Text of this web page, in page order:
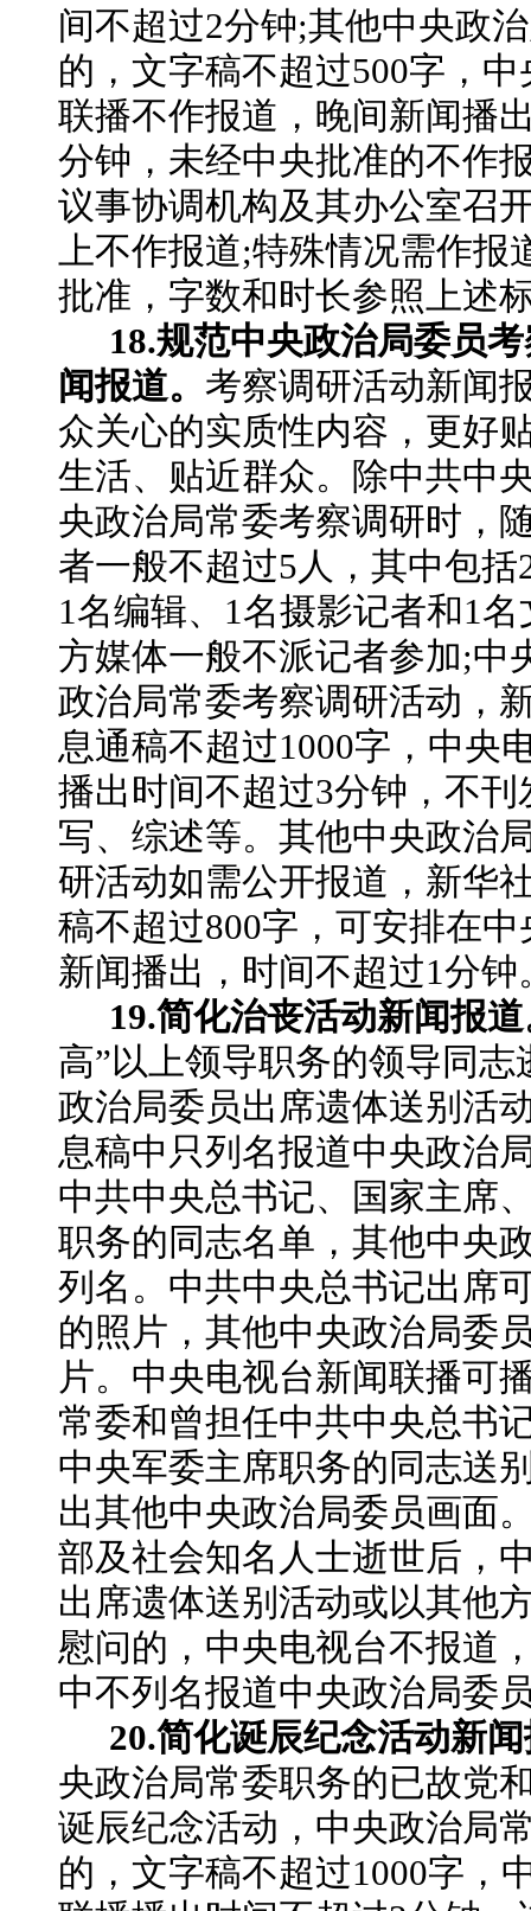
间不超过2分钟;其他中央政
的，文字稿不超过500字，
联播不作报道，晚间新闻播
分钟，未经中央批准的不作
议事协调机构及其办公室召
上不作报道;特殊情况需作报
批准，字数和时长参照上述
18.规范中央政治局委员
闻报道。 考察调研活动新闻
众关心的实质性内容，更好
生活、贴近群众。除中共中
央政治局常委考察调研时，
者一般不超过5人，其中包
1名编辑、1名摄影记者和1
方媒体一般不派记者参加;中
政治局常委考察调研活动，
息通稿不超过1000字，中央
播出时间不超过3分钟，不刊
写、综述等。其他中央政治
研活动如需公开报道，新华
稿不超过800字，可安排在
新闻播出，时间不超过1分钟
19.简化治丧活动新闻报
高”以上领导职务的领导同志
政治局委员出席遗体送别活
息稿中只列名报道中央政治
中共中央总书记、国家主席
职务的同志名单，其他中央
列名。中共中央总书记出席
的照片，其他中央政治局委
片。中央电视台新闻联播可
常委和曾担任中共中央总书
中央军委主席职务的同志送
出其他中央政治局委员画面
部及社会知名人士逝世后，
出席遗体送别活动或以其他
慰问的，中央电视台不报道
中不列名报道中央政治局委
20.简化诞辰纪念活动新
央政治局常委职务的已故党
诞辰纪念活动，中央政治局
的，文字稿不超过1000字，